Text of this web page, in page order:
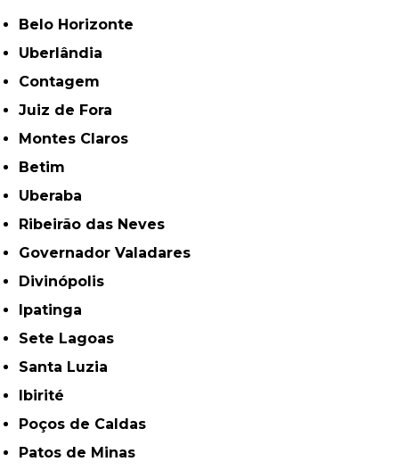
Belo Horizonte
Uberlândia
Contagem
Juiz de Fora
Montes Claros
Betim
Uberaba
Ribeirão das Neves
Governador Valadares
Divinópolis
Ipatinga
Sete Lagoas
Santa Luzia
Ibirité
Poços de Caldas
Patos de Minas